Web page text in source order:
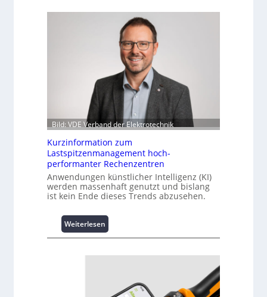
Bild: VDE Verband der Elektrotechnik
Kurzinformation zum
Lastspitzenmanagement hoch-
performanter Rechenzentren
Anwendungen künstlicher Intelligenz (KI)
werden massenhaft genutzt und bislang
ist kein Ende dieses Trends abzusehen.
Weiterlesen
K
r